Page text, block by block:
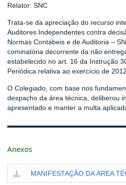
Relator: SNC
Trata-se da apreciação do recurso
Auditores Independentes contra
Normas Contábeis e de Auditoria –
cominatória decorrente da não
estabelecido no art. 16 da Instrução
Periódica relativa ao exercício de
O Colegiado, com base nos
despacho da área técnica, deliberou
apresentado e manter a multa
Anexos
MANIFESTAÇÃO DA ÁREA